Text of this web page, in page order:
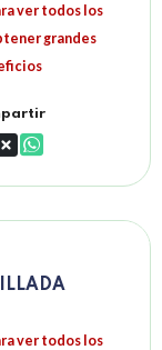
ver todos los
grandes
ver todos los